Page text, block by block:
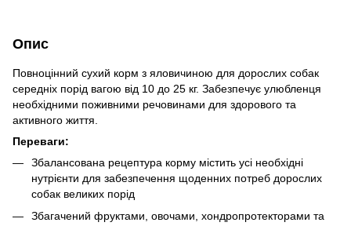
Опис
Повноцінний сухий корм з яловичиною для дорослих собак
середніх порід вагою від 10 до 25 кг. Забезпечує улюбленця
необхідними поживними речовинами для здорового та
активного життя.
Переваги:
Збалансована рецептура корму містить усі необхідні
нутрієнти для забезпечення щоденних потреб дорослих
собак великих порід
Збагачений фруктами, овочами, хондропротекторами та